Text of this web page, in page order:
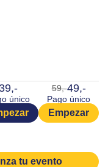
39,-
único
59,-49,-
Pago único
Empezar
tu evento